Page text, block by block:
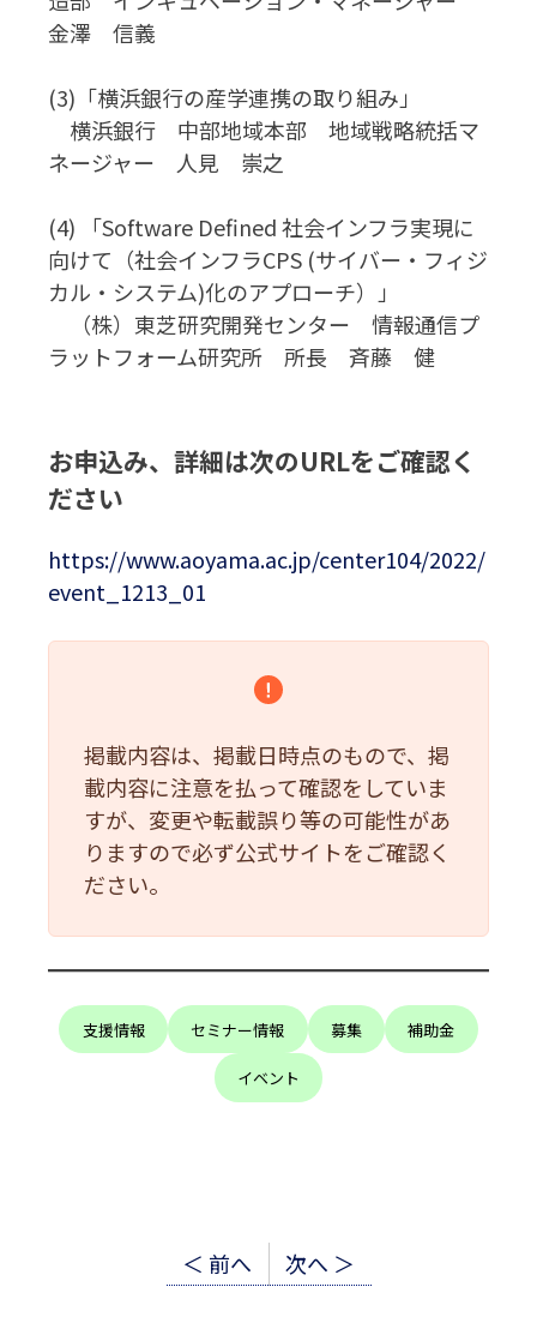
金澤 信義
(3)「横浜銀行の産学連携の取り組み」
横浜銀行 中部地域本部 地域戦略統括マ
ネージャー 人見 崇之
(4) 「Software Defined 社会インフラ実現に
向けて（社会インフラCPS (サイバー・フィジ
カル・システム)化のアプローチ）」
（株）東芝研究開発センター 情報通信プ
ラットフォーム研究所 所長 斉藤 健
お申込み、詳細は次のURLをご確認く
ださい
https://www.aoyama.ac.jp/center104/2022/
event_1213_01
掲載内容は、掲載日時点のもので、掲
載内容に注意を払って確認をしていま
すが、変更や転載誤り等の可能性があ
りますので必ず公式サイトをご確認く
ださい。
支援情報 セミナー情報 募集 補助金
イベント
＜ 前へ 次へ ＞